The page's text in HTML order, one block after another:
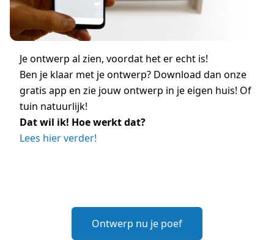
Je ontwerp al zien, voordat het er echt is!
Ben je klaar met je ontwerp? Download dan onze
gratis app en zie jouw ontwerp in je eigen huis! Of
tuin natuurlijk!
Dat wil ik! Hoe werkt dat?
Lees hier verder!
Ontwerp nu je poef